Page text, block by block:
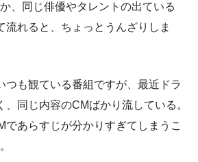
、同じ俳優やタレントの出ている
流れると、ちょっとうんざりしま
つも観ている番組ですが、最近ドラ
、同じ内容のCMばかり流している。
であらすじが分かりすぎてしまうこ